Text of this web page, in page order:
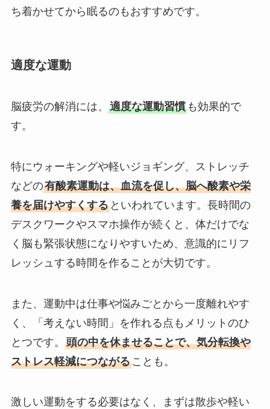
ち着かせてから眠るのもおすすめです。
適度な運動
脳疲労の解消には、 適度な運動習慣も効果的で
す。
特にウォーキングや軽いジョギング、ストレッチ
などの有酸素運動は、血流を促し、脳へ酸素や栄
養を届けやすくするといわれています。長時間の
デスクワークやスマホ操作が続くと、体だけでな
く脳も緊張状態になりやすいため、意識的にリフ
レッシュする時間を作ることが大切です。
また、運動中は仕事や悩みごとから一度離れやす
く、「考えない時間」を作れる点もメリットのひ
とつです。 頭の中を休ませることで、気分転換や
ストレス軽減につながることも。
激しい運動をする必要はなく、まずは散歩や軽い